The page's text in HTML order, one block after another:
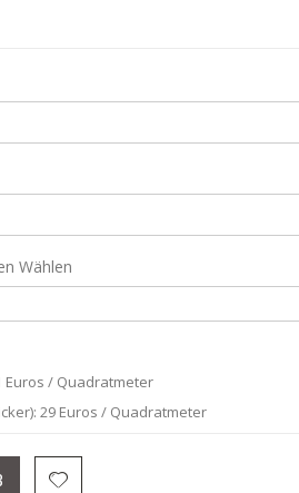
Wählen
Euros / Quadratmeter
29 Euros / Quadratmeter